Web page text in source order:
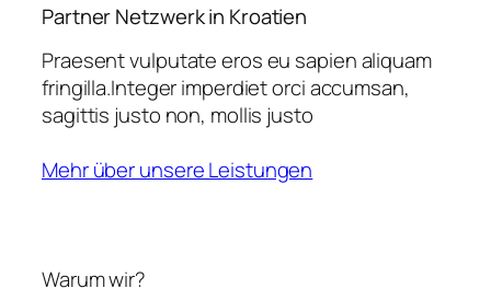
Partner Netzwerk in Kroatien
Praesent vulputate eros eu sapien aliquam
fringilla.Integer imperdiet orci accumsan,
sagittis justo non, mollis justo
Mehr über unsere Leistungen
Warum wir?